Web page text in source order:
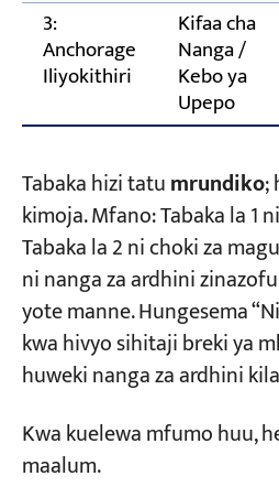
3:
Anchorage
Iliyokithiri
Kifaa cha
Nanga /
Kebo ya
Upepo
Tabaka hizi tatumrundiko;
kimoja. Mfano: Tabaka la 1
Tabaka la 2 ni choki za
ni nanga za ardhini
yote manne. Hungesema
kwa hivyo sihitaji breki ya
huweki nanga za ardhini
Kwa kuelewa mfumo huu,
maalum.